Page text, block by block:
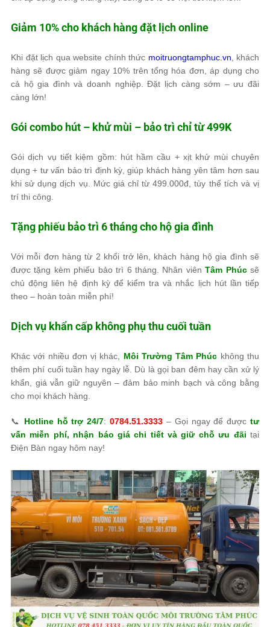
Giảm 10% cho khách hàng đặt lịch online
Khi đặt lịch qua website chính thức moitruongtamphuc.vn , khách
hàng sẽ được giảm ngay 10% trên tổng hóa đơn, áp dụng cho
cả hộ gia đình và doanh nghiệp. Đặt lịch càng sớm – ưu đãi
càng lớn!
Gói combo hút – khử mùi – bảo trì chỉ từ 499K
Gói dịch vụ tiết kiệm gồm: hút hầm cầu + xịt khử mùi chuyên
dụng + tư vấn bảo trì định kỳ, giúp khách hàng yên tâm hơn sau
khi sử dụng dịch vụ. Mức giá chỉ từ 499.000đ, tùy thể tích và vị
trí thi công.
Tặng phiếu bảo trì 6 tháng cho hộ gia đình
Với mỗi đơn hàng từ 2 khối trở lên, khách hàng hộ gia đình sẽ
được tặng kèm phiếu bảo trì 6 tháng. Nhân viênTâm Phúcsẽ
chủ động liên hệ định kỳ để kiểm tra và nhắc lịch hút lần tiếp
theo – hoàn toàn miễn phí!
Dịch vụ khẩn cấp không phụ thu cuối tuần
Khác với nhiều đơn vị khác, Môi Trường Tâm Phúc không thu
thêm phí cuối tuần hay ngày lễ. Dù là gọi ban đêm hay cần xử lý
khẩn, giá vẫn giữ nguyên – đảm bảo minh bạch và công bằng
cho mọi khách hàng.
📞 Hotline hỗ trợ 24/7:0784.51.3333 – Gọi ngay để đượctư
vấn miễn phí, nhận báo giá chi tiết và giữ chỗ ưu đãi tại
Điện Bàn ngay hôm nay!